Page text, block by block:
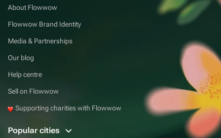
About Flowwow
Flowwow Brand Identity
Media & Partnerships
Our blog
Help centre
Sell on Flowwow
Supporting charities with Flowwow
Popular cities